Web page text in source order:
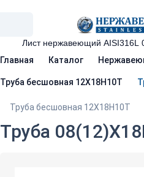
Главная Каталог
Труба бесшовная 12Х18Н10Т
Труба бесшовная 12Х18Н10Т
Труба